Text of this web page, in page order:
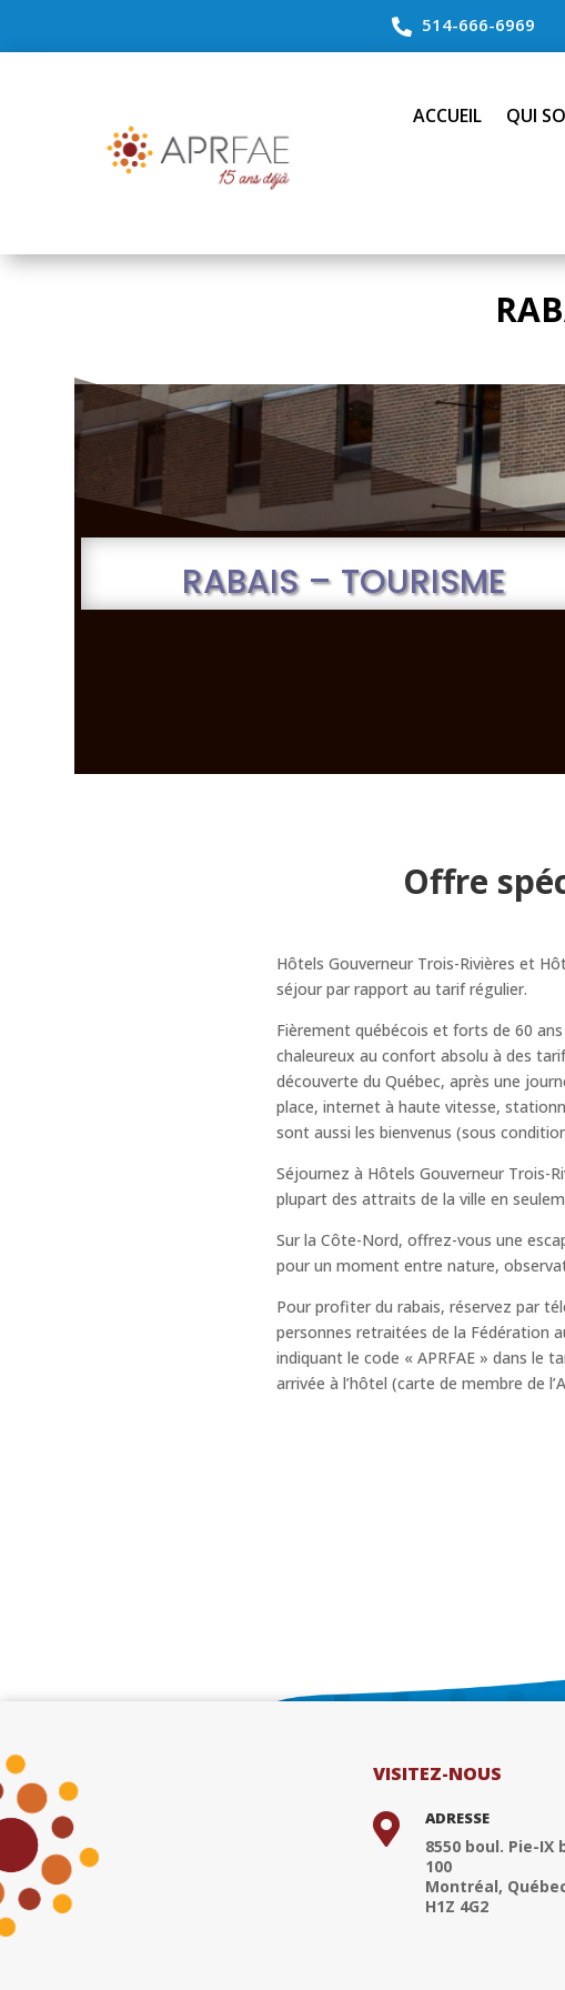
 514-666-6969
ACCUEIL QUI
RABAIS – TOURISME
Offre
Hôtels Gouverneur Trois-Rivières et
séjour par rapport au tarif régulier.
Fièrement québécois et forts de 60
chaleureux au confort absolu à des
découverte du Québec, après une
place, internet à haute vitesse,
sont aussi les bienvenus (sous
Séjournez à Hôtels Gouverneur Trois-
plupart des attraits de la ville en
Sur la Côte-Nord, offrez-vous une
pour un moment entre nature,
Pour profiter du rabais, réservez par
personnes retraitées de la Fédération
indiquant le code « APRFAE » dans le
arrivée à l’hôtel (carte de membre de
VISITEZ-NOUS
 ADRESSE
8550 boul. Pie-IX
100
Montréal,
H1Z 4G2